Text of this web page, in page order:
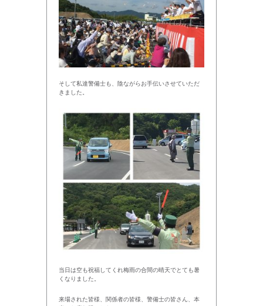
そして私達警備士も、陰ながらお手伝いさせていただ
きました。
当日は空も祝福してくれ梅雨の合間の晴天でとても暑
くなりました。
来場された皆様、関係者の皆様、警備士の皆さん、本